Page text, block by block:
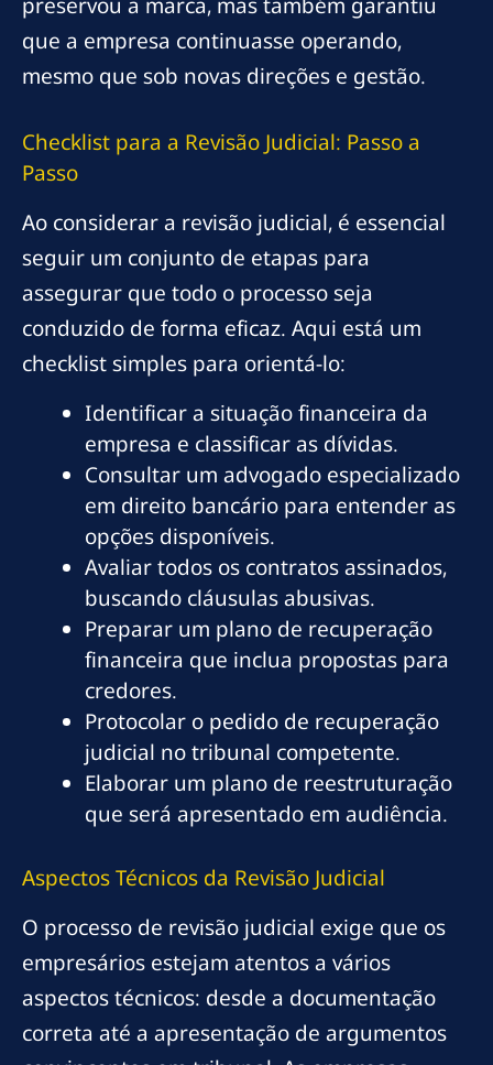
que a empresa continuasse operando,
mesmo que sob novas direções e gestão.
Checklist para a Revisão Judicial: Passo a
Passo
Ao considerar a revisão judicial, é essencial
seguir um conjunto de etapas para
assegurar que todo o processo seja
conduzido de forma eficaz. Aqui está um
checklist simples para orientá-lo:
Identificar a situação financeira da
empresa e classificar as dívidas.
Consultar um advogado especializado
em direito bancário para entender as
opções disponíveis.
Avaliar todos os contratos assinados,
buscando cláusulas abusivas.
Preparar um plano de recuperação
financeira que inclua propostas para
credores.
Protocolar o pedido de recuperação
judicial no tribunal competente.
Elaborar um plano de reestruturação
que será apresentado em audiência.
Aspectos Técnicos da Revisão Judicial
O processo de revisão judicial exige que os
empresários estejam atentos a vários
aspectos técnicos: desde a documentação
correta até a apresentação de argumentos